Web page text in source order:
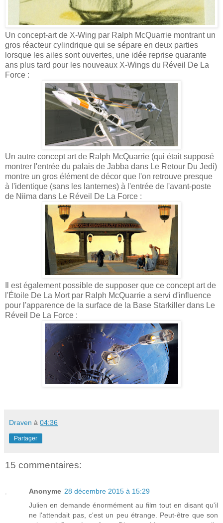
Un concept-art de X-Wing par Ralph McQuarrie montrant un
gros réacteur cylindrique qui se sépare en deux parties
lorsque les ailes sont ouvertes, une idée reprise quarante
ans plus tard pour les nouveaux X-Wings du Réveil De La
Force :
Un autre concept art de Ralph McQuarrie (qui était supposé
montrer l'entrée du palais de Jabba dans Le Retour Du Jedi)
montre un gros élément de décor que l'on retrouve presque
à l'identique (sans les lanternes) à l'entrée de l'avant-poste
de Niima dans Le Réveil De La Force :
Il est également possible de supposer que ce concept art de
l'Étoile De La Mort par Ralph McQuarrie a servi d'influence
pour l'apparence de la surface de la Base Starkiller dans Le
Réveil De La Force :
Draven à 04:36
Partager
15 commentaires:
Anonyme 28 décembre 2015 à 15:29
Julien en demande énormément au film tout en disant qu'il
ne l'attendait pas, c'est un peu étrange. Peut-être que son